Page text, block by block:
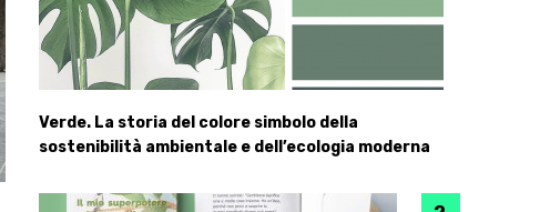
Verde. La storia del colore simbolo della
sostenibilità ambientale e dell’ecologia moderna